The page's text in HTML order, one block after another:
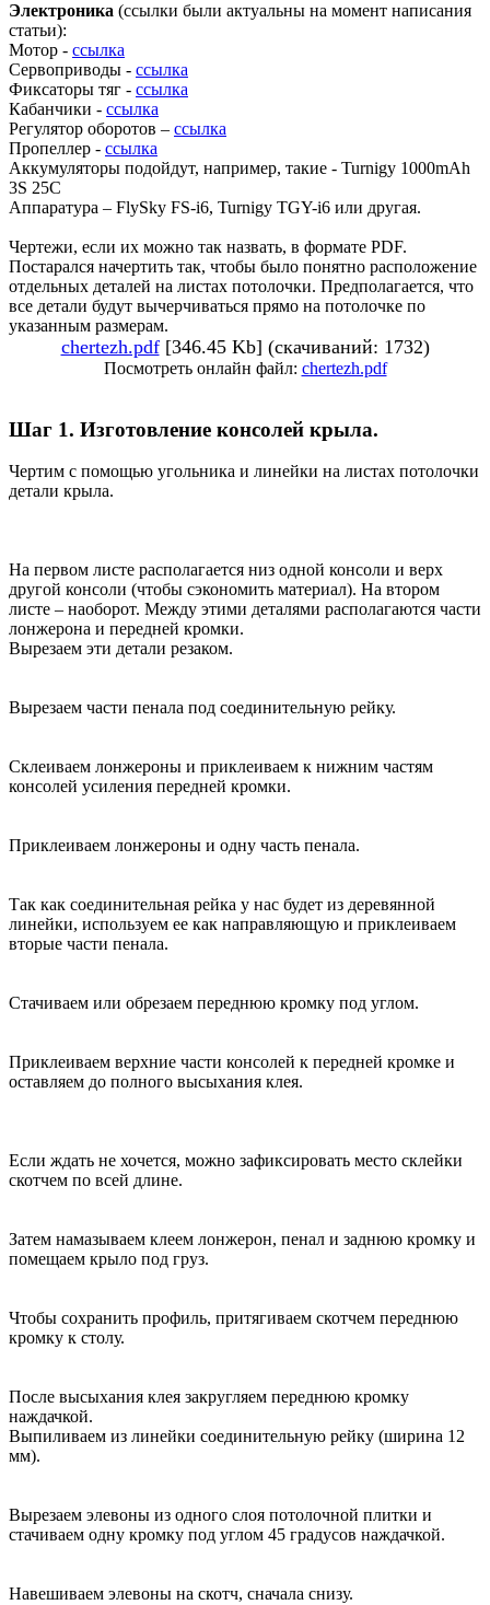
Электроника (ссылки были актуальны на момент написания
статьи):
Мотор - ссылка
Сервоприводы - ссылка
Фиксаторы тяг - ссылка
Кабанчики - ссылка
Регулятор оборотов – ссылка
Пропеллер - ссылка
Аккумуляторы подойдут, например, такие - Turnigy 1000mAh
3S 25C
Аппаратура – FlySky FS-i6, Turnigy TGY-i6 или другая.
Чертежи, если их можно так назвать, в формате PDF.
Постарался начертить так, чтобы было понятно расположение
отдельных деталей на листах потолочки. Предполагается, что
все детали будут вычерчиваться прямо на потолочке по
указанным размерам.
chertezh.pdf[346.45 Kb] (скачиваний: 1732)
Посмотреть онлайн файл: chertezh.pdf
Шаг 1. Изготовление консолей крыла.
Чертим с помощью угольника и линейки на листах потолочки
детали крыла.
На первом листе располагается низ одной консоли и верх
другой консоли (чтобы сэкономить материал). На втором
листе – наоборот. Между этими деталями располагаются части
лонжерона и передней кромки.
Вырезаем эти детали резаком.
Вырезаем части пенала под соединительную рейку.
Склеиваем лонжероны и приклеиваем к нижним частям
консолей усиления передней кромки.
Приклеиваем лонжероны и одну часть пенала.
Так как соединительная рейка у нас будет из деревянной
линейки, используем ее как направляющую и приклеиваем
вторые части пенала.
Стачиваем или обрезаем переднюю кромку под углом.
Приклеиваем верхние части консолей к передней кромке и
оставляем до полного высыхания клея.
Если ждать не хочется, можно зафиксировать место склейки
скотчем по всей длине.
Затем намазываем клеем лонжерон, пенал и заднюю кромку и
помещаем крыло под груз.
Чтобы сохранить профиль, притягиваем скотчем переднюю
кромку к столу.
После высыхания клея закругляем переднюю кромку
наждачкой.
Выпиливаем из линейки соединительную рейку (ширина 12
мм).
Вырезаем элевоны из одного слоя потолочной плитки и
стачиваем одну кромку под углом 45 градусов наждачкой.
Навешиваем элевоны на скотч, сначала снизу.